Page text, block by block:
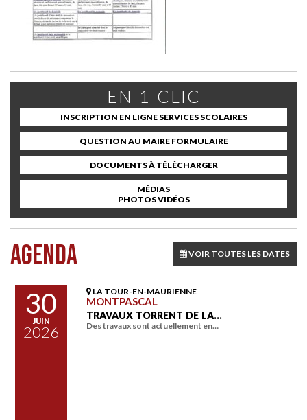
EN 1 CLIC
INSCRIPTION EN LIGNE SERVICES SCOLAIRES
QUESTION AU MAIRE FORMULAIRE
DOCUMENTS À TÉLÉCHARGER
MÉDIAS
PHOTOS VIDÉOS
AGENDA VOIR TOUTES LES DATES
30
JUIN
2026
LA TOUR-EN-MAURIENNE
MONTPASCAL
TRAVAUX TORRENT DE LA…
Des travaux sont actuellement en…